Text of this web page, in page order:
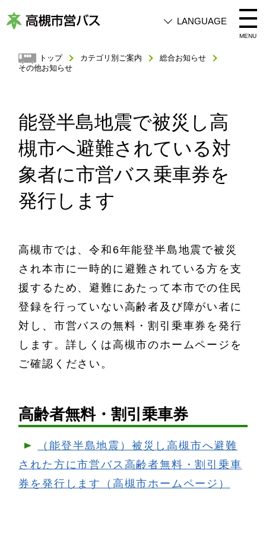
槻
バ
ス
LANGUAGE
MENU
トップ カテゴリ別ご案内
総合お知らせ
その他お知らせ
能登半島地震で被災し高
槻市へ避難されている対
象者に市営バス乗車券を
発行します
高槻市では、令和6年能登半島地震で被災
され本市に一時的に避難されている方を支
援するため、避難にあたって本市での住民
登録を行っていない高齢者及び障がい者に
対し、市営バスの無料・割引乗車券を発行
します。詳しくは高槻市のホームページを
ご確認ください。
高齢者無料・割引乗車券
（能登半島地震）被災し高槻市へ避難
された方に市営バス高齢者無料・割引乗車
券を発行します（高槻市ホームページ）